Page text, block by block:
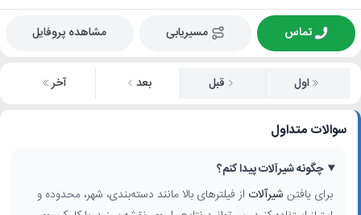
تماس مسیریابی مشاهده پروفایل
اول قبل بعد آخر
سوالات متداول
چگونه شیرآلات پیدا کنم؟
برای یافتن شیرآلات از فیلترهای بالا مانند دسته‌بندی، شهر، محدوده و